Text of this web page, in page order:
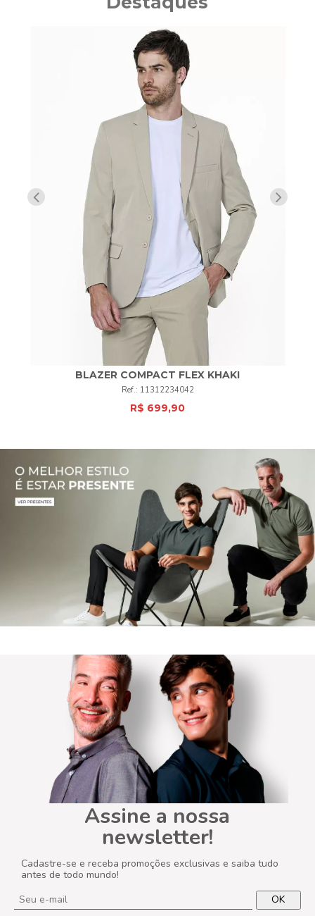
BLAZER COMPACT FLEX KHAKI
11312234042
R$ 699,90
Assine a nossa
newsletter!
Cadastre-se e receba promoções exclusivas e saiba tudo
antes de todo mundo!
OK